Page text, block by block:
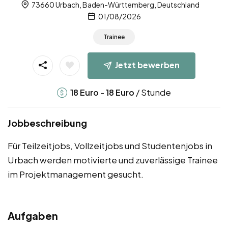
73660 Urbach, Baden-Württemberg, Deutschland
01/08/2026
Trainee
Jetzt bewerben
18 Euro -18 Euro / Stunde
Jobbeschreibung
Für Teilzeitjobs, Vollzeitjobs und Studentenjobs in
Urbach werden motivierte und zuverlässige Trainee
im Projektmanagement gesucht.
Aufgaben